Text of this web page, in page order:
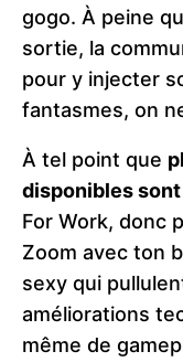
gogo. À peine
sortie, la
pour y injecter
fantasmes, on
À tel point que
disponibles sont
For Work, donc
Zoom avec ton
sexy qui
améliorations
même de